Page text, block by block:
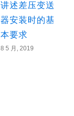
讲述差压变送
器安装时的基
本要求
8 5 月, 2019